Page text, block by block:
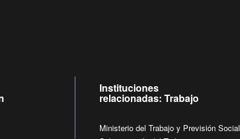
Instituciones
relacionadas: Trabajo
Ministerio del Trabajo y Previsión Social